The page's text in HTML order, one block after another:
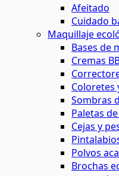
Afeitado
Cuidado
Maquillaje
Bases de
Cremas
Coloretes
Sombras
Paletas
Cejas y
Polvos
Brochas